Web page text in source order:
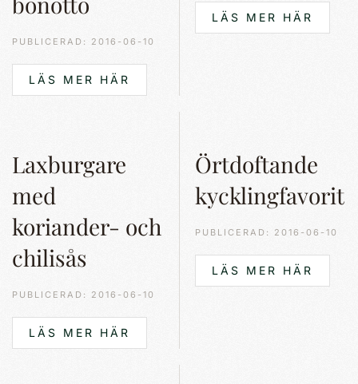
PUBLICERAD: 2016-06-10
LÄS MER HÄR
LÄS MER HÄR
Laxburgare
med
koriander- och
chilisås
PUBLICERAD: 2016-06-10
LÄS MER HÄR
Örtdoftande
kycklingfavorit
PUBLICERAD: 2016-06-10
LÄS MER HÄR